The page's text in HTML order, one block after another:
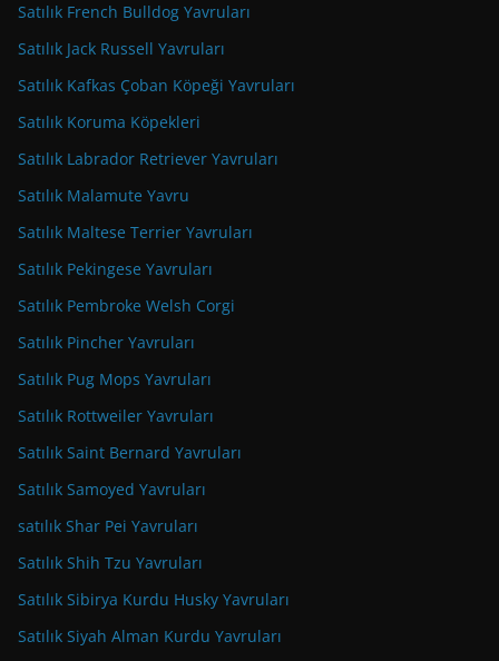
Satılık French Bulldog Yavruları
Satılık Jack Russell Yavruları
Satılık Kafkas Çoban Köpeği Yavruları
Satılık Koruma Köpekleri
Satılık Labrador Retriever Yavruları
Satılık Malamute Yavru
Satılık Maltese Terrier Yavruları
Satılık Pekingese Yavruları
Satılık Pembroke Welsh Corgi
Satılık Pincher Yavruları
Satılık Pug Mops Yavruları
Satılık Rottweiler Yavruları
Satılık Saint Bernard Yavruları
Satılık Samoyed Yavruları
satılık Shar Pei Yavruları
Satılık Shih Tzu Yavruları
Satılık Sibirya Kurdu Husky Yavruları
Satılık Siyah Alman Kurdu Yavruları